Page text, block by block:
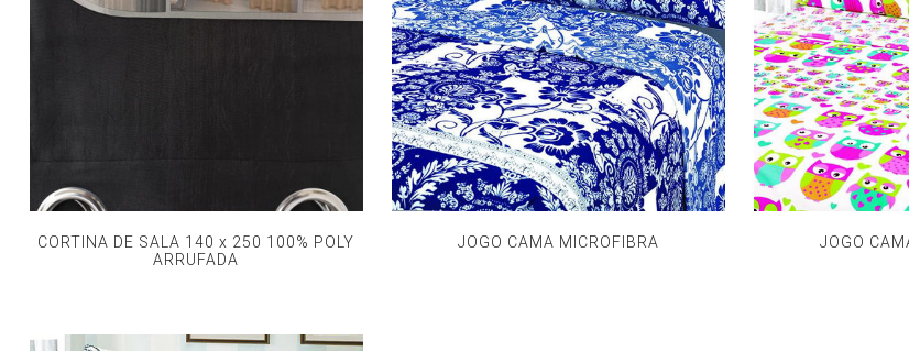
CORTINA DE SALA 140 x 250 100% POLY
ARRUFADA
JOGO CAMA MICROFIBRA JOGO